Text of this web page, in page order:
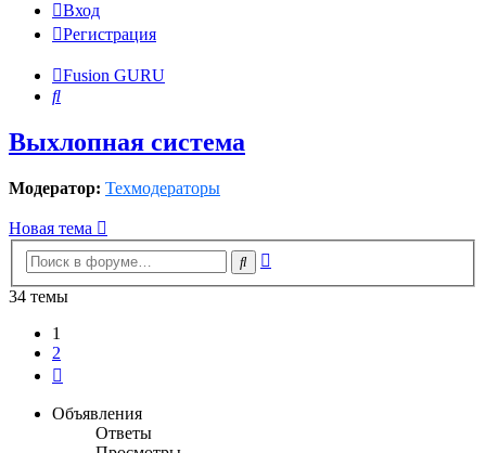
Вход
Регистрация
Fusion GURU
Поиск
Выхлопная система
Модератор: Техмодераторы
Новая тема
Поиск
34 темы
1
2
Объявления
Ответы